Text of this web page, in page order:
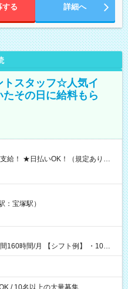
する 詳細へ
トスタッフ☆人気イ
その日に給料もら
仕事後はコンビニATMから 日払
：宝塚駅）
シフト例】 ・10：
/ 10名以上の大量募集